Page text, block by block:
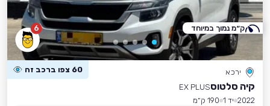
6
ירכא 60 צפו ברכב זה
קיה סלטוסEX PLUS
2022 יד 1
190 ק״מ
ק״מ נמוך במיוחד